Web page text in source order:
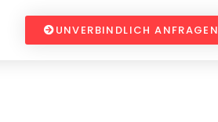
UNVERBINDLICH ANFRAGEN